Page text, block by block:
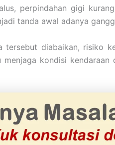
perpindahan gigi
tanda awal adanya
tersebut diabaikan, risiko
menjaga kondisi